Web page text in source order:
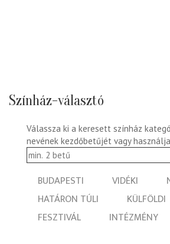
Színház-választó
Válassza ki a keresett színház
nevének kezdőbetűjét vagy
BUDAPESTI VIDÉKI
HATÁRON TÚLI
KÜLFÖLDI
FESZTIVÁL
INTÉZMÉNY